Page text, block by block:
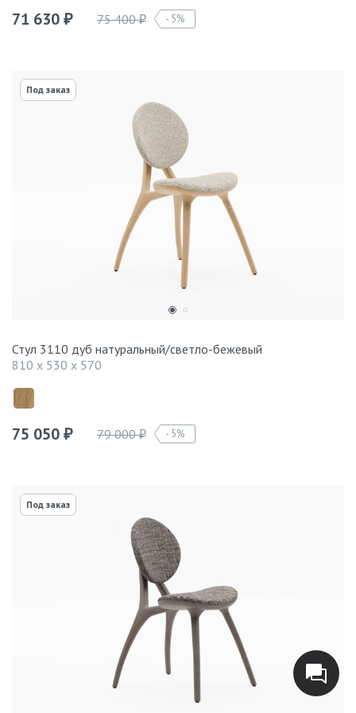
71 630 ₽ 75 400₽ 5%
Под заказ
Стул 3110 дуб натуральный/светло-бежевый
810 x 530 x 570
75 050 ₽ 79 000₽ 5%
Под заказ